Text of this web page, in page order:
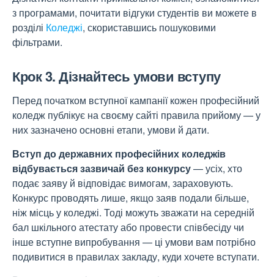
з програмами, почитати відгуки студентів ви можете в
розділі Коледжі, скориставшись пошуковими
фільтрами.
Крок 3. Дізнайтесь умови вступу
Перед початком вступної кампанії кожен професійний
коледж публікує на своєму сайті правила прийому — у
них зазначено основні етапи, умови й дати.
Вступ до державних професійних коледжів
відбувається зазвичай без конкурсу— усіх, хто
подає заяву й відповідає вимогам, зараховують.
Конкурс проводять лише, якщо заяв подали більше,
ніж місць у коледжі. Тоді можуть зважати на середній
бал шкільного атестату або провести співбесіду чи
інше вступне випробування — ці умови вам потрібно
подивитися в правилах закладу, куди хочете вступати.